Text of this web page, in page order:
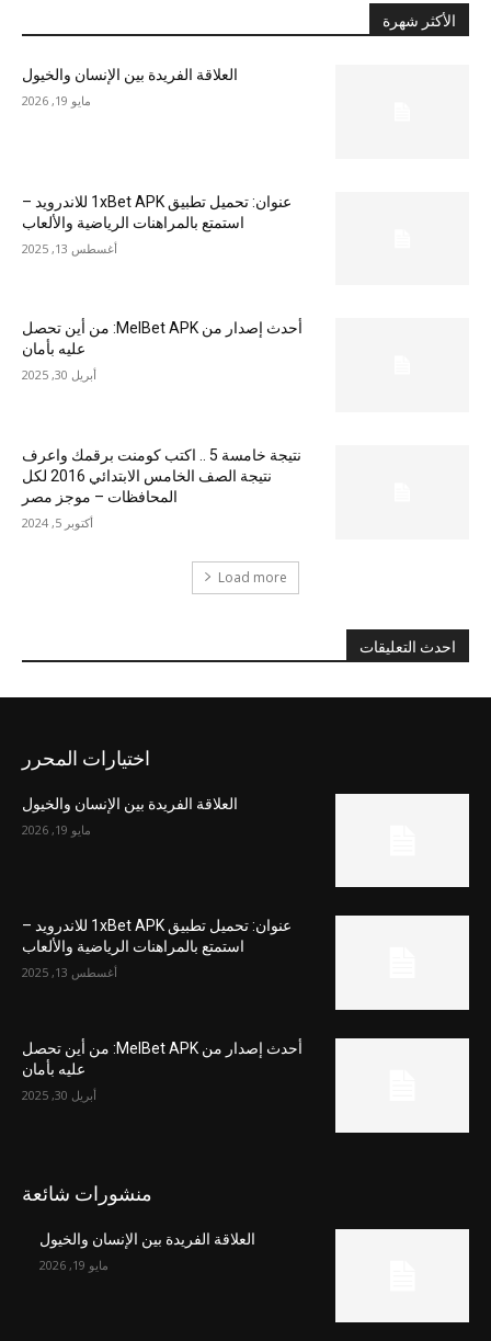
الأكثر شهرة
العلاقة الفريدة بين الإنسان والخيول
مايو 19, 2026
عنوان: تحميل تطبيق 1xBet APK للاندرويد –
استمتع بالمراهنات الرياضية والألعاب
أغسطس 13, 2025
أحدث إصدار من MelBet APK: من أين تحصل
عليه بأمان
أبريل 30, 2025
نتيجة خامسة 5 .. اكتب كومنت برقمك واعرف
نتيجة الصف الخامس الابتدائي 2016 لكل
المحافظات – موجز مصر
أكتوبر 5, 2024
Load more
احدث التعليقات
اختيارات المحرر
العلاقة الفريدة بين الإنسان والخيول
مايو 19, 2026
عنوان: تحميل تطبيق 1xBet APK للاندرويد –
استمتع بالمراهنات الرياضية والألعاب
أغسطس 13, 2025
أحدث إصدار من MelBet APK: من أين تحصل
عليه بأمان
أبريل 30, 2025
منشورات شائعة
العلاقة الفريدة بين الإنسان والخيول
مايو 19, 2026